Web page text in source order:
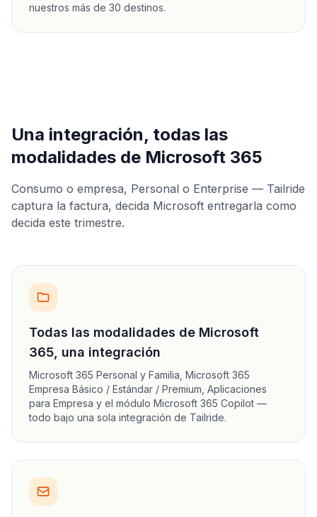
nuestros más de 30 destinos.
Una integración, todas las
modalidades de Microsoft 365
Consumo o empresa, Personal o Enterprise — Tailride
captura la factura, decida Microsoft entregarla como
decida este trimestre.
Todas las modalidades de Microsoft
365, una integración
Microsoft 365 Personal y Familia, Microsoft 365
Empresa Básico / Estándar / Premium, Aplicaciones
para Empresa y el módulo Microsoft 365 Copilot —
todo bajo una sola integración de Tailride.